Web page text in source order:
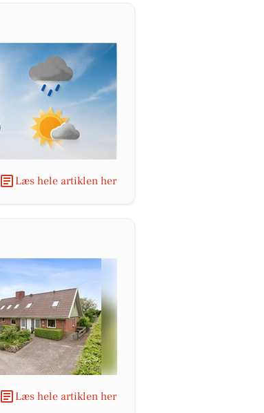
Læs hele artiklen her
Læs hele artiklen her